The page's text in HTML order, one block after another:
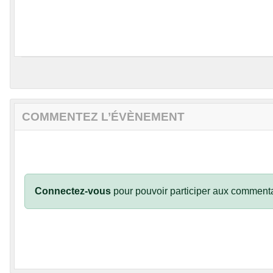
COMMENTEZ L’ÉVÈNEMENT
Connectez-vous pour pouvoir participer aux